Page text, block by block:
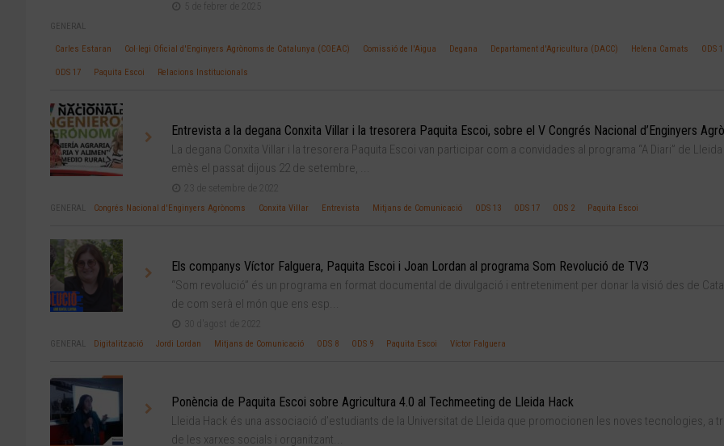
5 de febrer de 2025
GENERAL
Carles Estaran Col·legi Oficial d'Enginyers Agrònoms de Catalunya (COEAC) Comissió de l'Aigua Degana Departament d'Agricultura (DACC) Helena Camats ODS
ODS 17 Paquita Escoi Relacions Institucionals
Entrevista a la degana Conxita Villar i la tresorera Paquita Escoi, sobre el V Congrés Nacional d’Enginyers
La degana Conxita Villar i la tresorera Paquita Escoi van participar com a convidades al programa “A Diari” de Lleida
emès el passat dijous 22 de setembre, ...
23 de setembre de 2022
GENERAL Congrés Nacional d'Enginyers Agrònoms Conxita Villar Entrevista Mitjans de Comunicació ODS 13 ODS 17 ODS 2 Paquita Escoi
Els companys Víctor Falguera, Paquita Escoi i Joan Lordan al programa Som Revolució de TV3
“Som revolució” és un programa en format documental de divulgació i entreteniment per donar la visió des de
de com serà el món que ens esp...
30 d'agost de 2022
GENERAL Digitalització Jordi Lordan Mitjans de Comunicació ODS 8 ODS 9 Paquita Escoi Víctor Falguera
Ponència de Paquita Escoi sobre Agricultura 4.0 al Techmeeting de Lleida Hack
Lleida Hack és una associació d’estudiants de la Universitat de Lleida que promocionen les noves tecnologies, a
de les xarxes socials i organitzant...